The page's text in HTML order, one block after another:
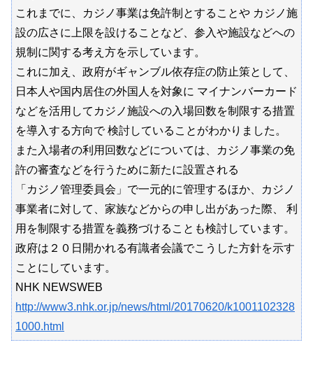
これまでに、カジノ事業は免許制とすることや カジノ施
設の広さに上限を設けることなど、参入や施設などへの
規制に関する考え方を示しています。
これに加え、政府がギャンブル依存症の防止策として、
日本人や国内居住の外国人を対象に マイナンバーカード
などを活用してカジノ施設への入場回数を制限する措置
を導入する方向で 検討していることがわかりました。
また入場者の利用回数などについては、カジノ事業の免
許の審査などを行うために新たに設置される
「カジノ管理委員会」で一元的に管理するほか、カジノ
事業者に対して、家族などからの申し出があった際、 利
用を制限する措置を義務づけることも検討しています。
政府は２０日開かれる有識者会議でこうした方針を示す
ことにしています。
NHK NEWSWEB
http://www3.nhk.or.jp/news/html/20170620/k1001102328
1000.html